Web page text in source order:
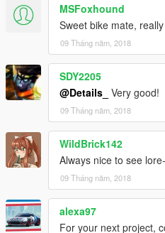
MSFoxhound
Sweet bike mate,
09 Tháng năm, 2018
SDY2205
@Details_ Very good!
09 Tháng năm, 2018
WildBrick142
Always nice to see
09 Tháng năm, 2018
alexa97
For your next project,